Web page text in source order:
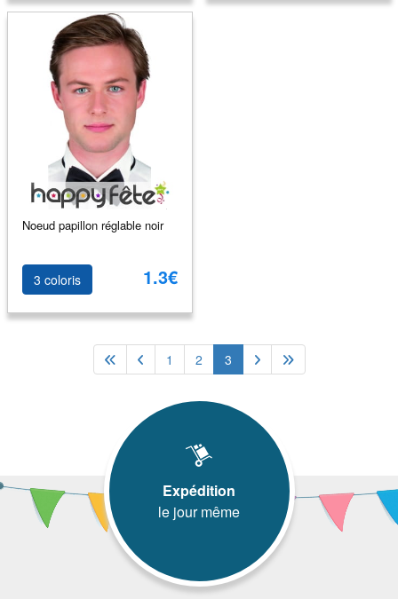
Noeud papillon réglable noir
3 coloris 1.3€
1 2 3
Expédition
le jour même